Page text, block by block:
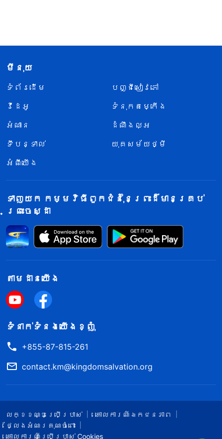
មីនុយ
ទំព័រ​ដើម
បញ្ជីសៀវភៅ
វីដេអូ
ទំនុកតម្កើង
អំណាន
ដំណឹងល្អ
ទីបន្ទាល់
យុគសម័យថ្មី
អំពីយើង
ទាញយក កម្មវិធីពួកជំនុំនៃព្រះដ៏មានគ្រប់
ព្រះចេស្ដា
តាម​ដាន​យើង​
ទំនាក់​ទំនង​យើង​ខ្ញុំ
+855-87-815-261
contact.km@kingdomsalvation.org
លក្ខខណ្ឌ​ប្រើប្រាស់​
គោលការណ៍ឯកជនភាព
ថ្លែងអំណរគុណចំពោះ
គោលការណ៍ប្រើប្រាស់ Cookies